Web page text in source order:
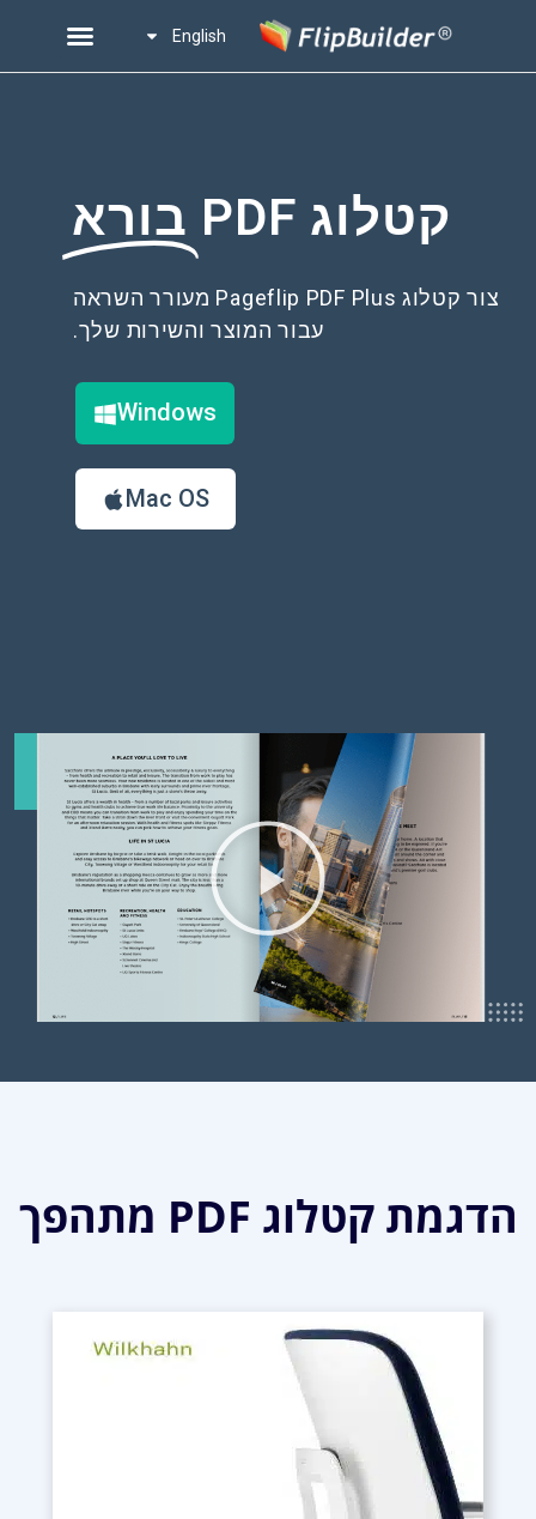
English
קטלוג PDF בורא
צור קטלוג Pageflip PDF Plus מעורר השראה
עבור המוצר והשירות שלך.
Windows
Mac OS
הדגמת קטלוג PDF מתהפך